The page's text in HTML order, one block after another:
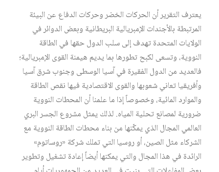
يعترف التقرير أن الحركات الخضر وحركات الدفاع عن البيئة
المرتبطة بالأجندات الإمبريالية البريطانية وبعض الدوائر في
الولايات المتحدة تهدف إلى سلب الدول حقها في الطاقة
النووية، وتسعى لكبح تطورها بما يديم هيمنة القوى الإمبريالية؛
فالعديد من الدول الفقيرة في آسيا الوسطى وجنوب شرق آسيا
وأفريقيا تعاني شعوبها والقوى الاقتصادية فيها نقص الطاقة
والموارد المائية، وخصوصاً إذا ما علمنا أن المحطات النووية
ضرورية لمصانع تحلية المياه. لذلك يمثل مشروع الجسر البري
العالمي المجال الذي يمكّنها من بناء محطات الطاقة النووية مع
الشركاء مثل الصين، أو روسيا التي تملك شركة «روساتوم»
الرائدة في هذا المجال والتي يمكنها أيضاً إعادة تشغيل وتطوير